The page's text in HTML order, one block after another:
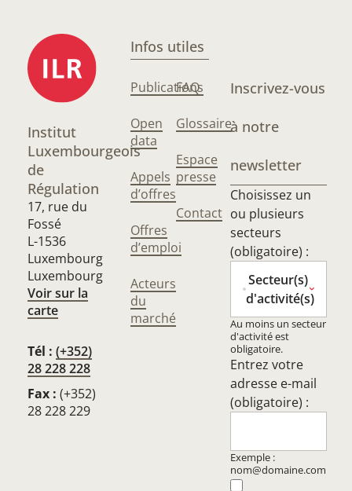
Institut
Luxembourgeois
de
Régulation
17, rue du
Fossé
L-1536
Luxembourg
Luxembourg
Voir sur la
carte
Tél : (+352)
28 228 228
Fax : (+352)
28 228 229
Infos utiles
Publications
Open
data
Appels
d’offres
Offres
d’emploi
Acteurs
du
marché
FAQ
Glossaire
Espace
presse
Contact
Inscrivez-vous
à notre
newsletter
Choisissez un
ou plusieurs
secteurs
(obligatoire) :
Secteur(s)
d'activité(s)
Au moins un secteur
d'activité est
obligatoire.
Entrez votre
adresse e-mail
(obligatoire) :
Exemple :
nom@domaine.com